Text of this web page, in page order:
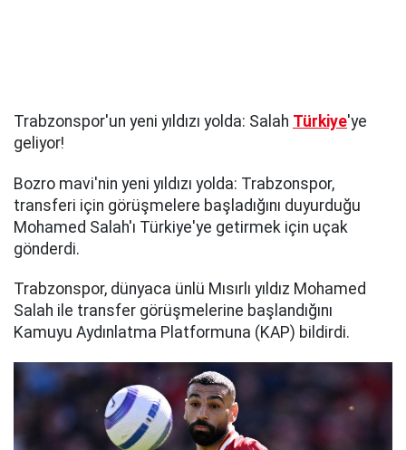
Trabzonspor'un yeni yıldızı yolda: Salah Türkiye'ye
geliyor!
Bozro mavi'nin yeni yıldızı yolda: Trabzonspor,
transferi için görüşmelere başladığını duyurduğu
Mohamed Salah'ı Türkiye'ye getirmek için uçak
gönderdi.
Trabzonspor, dünyaca ünlü Mısırlı yıldız Mohamed
Salah ile transfer görüşmelerine başlandığını
Kamuyu Aydınlatma Platformuna (KAP) bildirdi.